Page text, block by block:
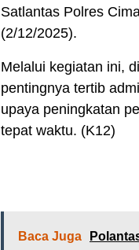
Satlantas Polres
(2/12/2025).
Melalui kegiatan ini,
pentingnya tertib
upaya peningkatan
tepat waktu. (K12)
Baca Juga